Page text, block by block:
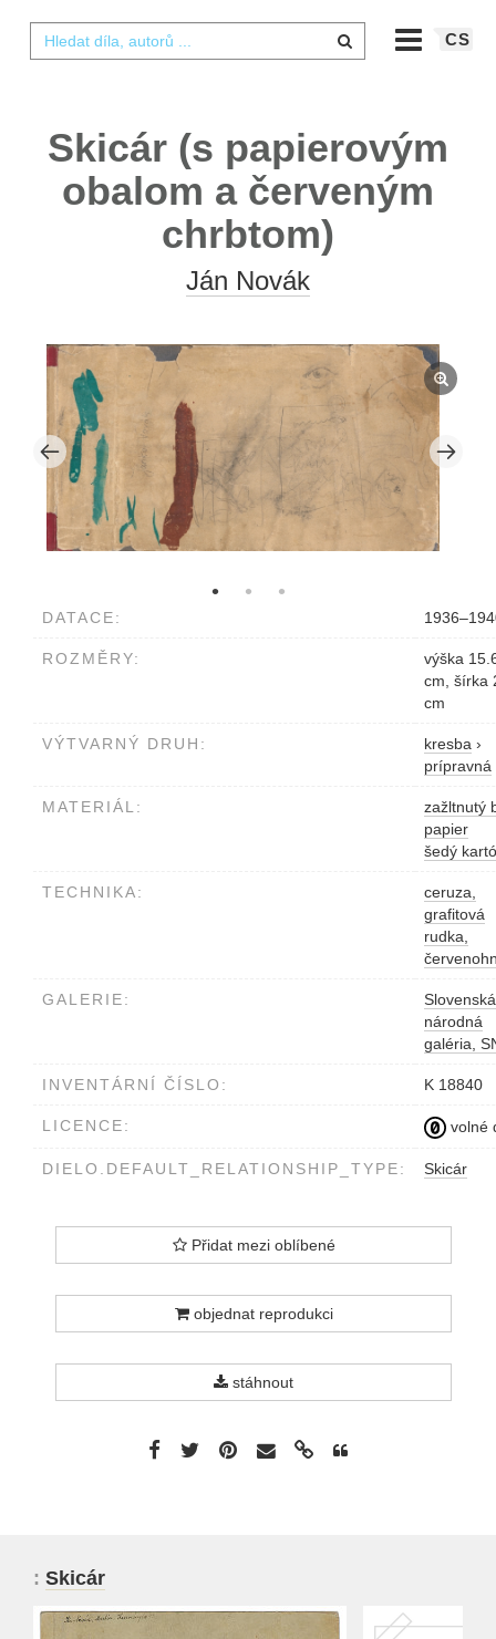
CS
Skicár (s papierovým
obalom a červeným
chrbtom)
Ján Novák
DATACE:
ROZMĚRY:
výška
cm, šírka
cm
VÝTVARNÝ DRUH: kresba ›
prípravná
MATERIÁL:
zažltnutý
papier
šedý
TECHNIKA:
ceruza,
grafitová
rudka,
GALERIE:
Slovenská
národná
galéria,
INVENTÁRNÍ ČÍSLO: K 18840
LICENCE: volné
DIELO.DEFAULT_RELATIONSHIP_TYPE: Skicár
Přidat mezi oblíbené
objednat reprodukci
stáhnout
: Skicár